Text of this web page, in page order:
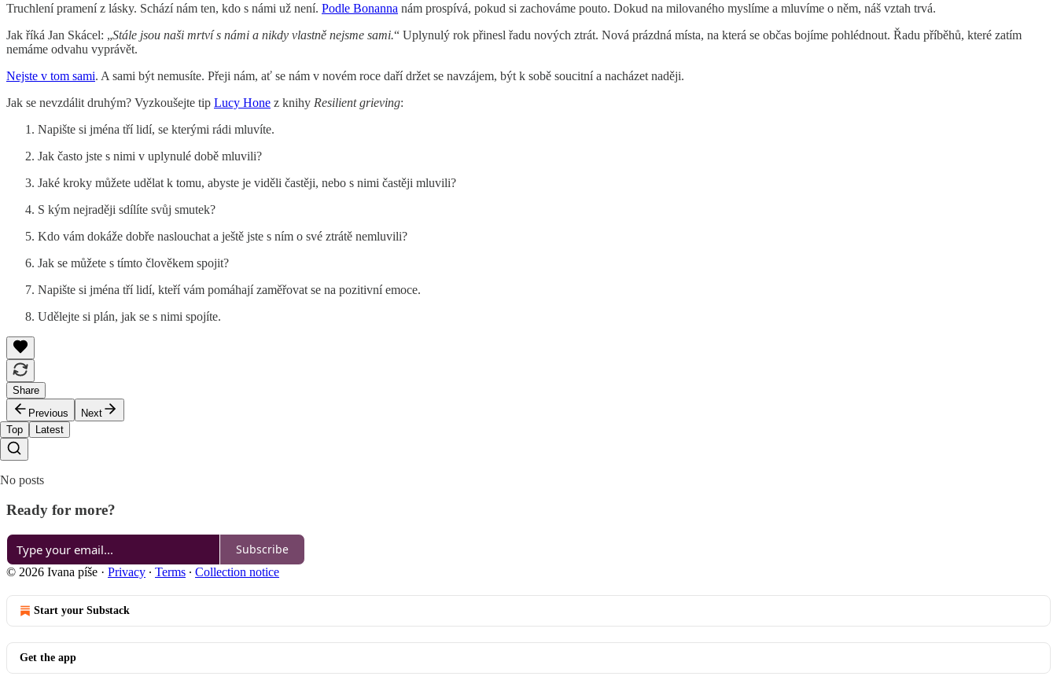
Truchlení pramení z lásky. Schází nám ten, kdo s námi už není. Podle Bonanna nám prospívá, pokud si zachováme pouto. Dokud na milovaného myslíme a mluvíme o něm, náš vztah trvá.
Jak říká Jan Skácel: „Stále jsou naši mrtví s námi a nikdy vlastně nejsme sami.“ Uplynulý rok přinesl řadu nových ztrát. Nová prázdná místa, na která se občas bojíme pohlédnout. Řadu příběhů, které zatím
nemáme odvahu vyprávět.
Nejste v tom sami. A sami být nemusíte. Přeji nám, ať se nám v novém roce daří držet se navzájem, být k sobě soucitní a nacházet naději.
Jak se nevzdálit druhým? Vyzkoušejte tip Lucy Hone z knihy Resilient grieving:
Napište si jména tří lidí, se kterými rádi mluvíte.
Jak často jste s nimi v uplynulé době mluvili?
Jaké kroky můžete udělat k tomu, abyste je viděli častěji, nebo s nimi častěji mluvili?
S kým nejraději sdílíte svůj smutek?
Kdo vám dokáže dobře naslouchat a ještě jste s ním o své ztrátě nemluvili?
Jak se můžete s tímto člověkem spojit?
Napište si jména tří lidí, kteří vám pomáhají zaměřovat se na pozitivní emoce.
Udělejte si plán, jak se s nimi spojíte.
Share
Previous
Next
Top
Latest
No posts
Ready for more?
Subscribe
© 2026 Ivana píše · Privacy ∙ Terms ∙ Collection notice
Start your Substack
Get the app